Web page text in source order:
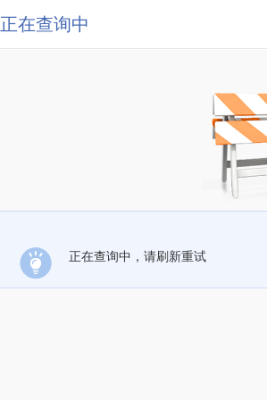
正在查询中
正在查询中，请刷新重试